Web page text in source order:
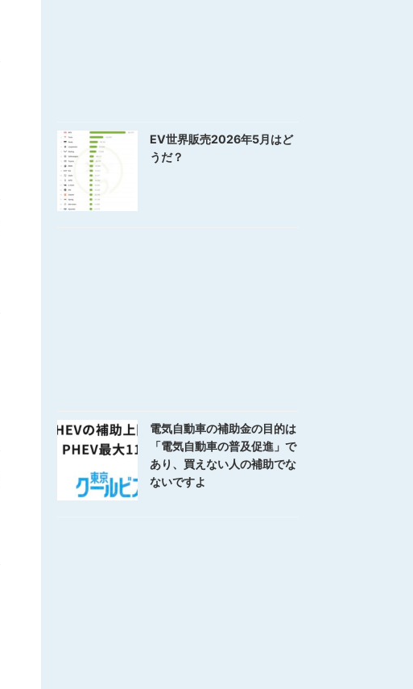
EV世界販売2026年5月はど
うだ？
電気自動車の補助金の目的は
「電気自動車の普及促進」で
あり、買えない人の補助でな
ないですよ